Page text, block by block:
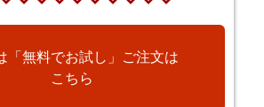
「無料でお試し」ご注文は
こちら